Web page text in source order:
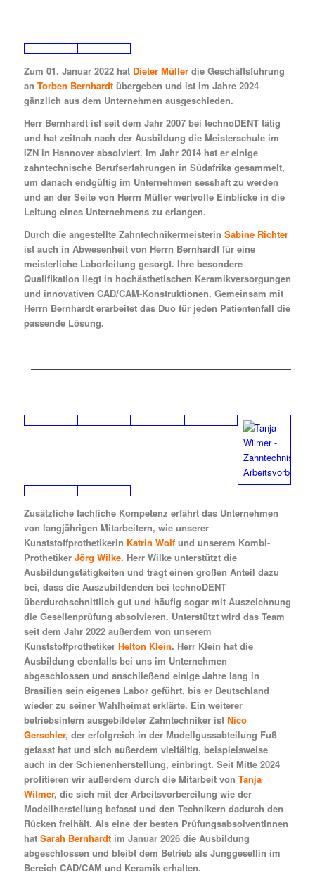
Zum 01. Januar 2022 hat Dieter Müllerdie Geschäftsführung
an Torben Bernhardtübergeben und ist im Jahre 2024
gänzlich aus dem Unternehmen ausgeschieden.
Herr Bernhardt ist seit dem Jahr 2007 bei technoDENT tätig
und hat zeitnah nach der Ausbildung die Meisterschule im
IZN in Hannover absolviert. Im Jahr 2014 hat er einige
zahntechnische Berufserfahrungen in Südafrika gesammelt,
um danach endgültig im Unternehmen sesshaft zu werden
und an der Seite von Herrn Müller wertvolle Einblicke in die
Leitung eines Unternehmens zu erlangen.
Durch die angestellte Zahntechnikermeisterin Sabine Richter
ist auch in Abwesenheit von Herrn Bernhardt für eine
meisterliche Laborleitung gesorgt. Ihre besondere
Qualifikation liegt in hochästhetischen Keramikversorgungen
und innovativen CAD/CAM-Konstruktionen. Gemeinsam mit
Herrn Bernhardt erarbeitet das Duo für jeden Patientenfall die
passende Lösung.
Zusätzliche fachliche Kompetenz erfährt das Unternehmen
von langjährigen Mitarbeitern, wie unserer
Kunststoffprothetikerin Katrin Wolfund unserem Kombi-
Prothetiker Jörg Wilke. Herr Wilke unterstützt die
Ausbildungstätigkeiten und trägt einen großen Anteil dazu
bei, dass die Auszubildenden bei technoDENT
überdurchschnittlich gut und häufig sogar mit Auszeichnung
die Gesellenprüfung absolvieren. Unterstützt wird das Team
seit dem Jahr 2022 außerdem von unserem
Kunststoffprothetiker Helton Klein. Herr Klein hat die
Ausbildung ebenfalls bei uns im Unternehmen
abgeschlossen und anschließend einige Jahre lang in
Brasilien sein eigenes Labor geführt, bis er Deutschland
wieder zu seiner Wahlheimat erklärte. Ein weiterer
betriebsintern ausgebildeter Zahntechniker ist Nico
Gerschler, der erfolgreich in der Modellgussabteilung Fuß
gefasst hat und sich außerdem vielfältig, beispielsweise
auch in der Schienenherstellung, einbringt. Seit Mitte 2024
profitieren wir außerdem durch die Mitarbeit von Tanja
Wilmer, die sich mit der Arbeitsvorbereitung wie der
Modellherstellung befasst und den Technikern dadurch den
Rücken freihält. Als eine der besten PrüfungsabsolventInnen
hat Sarah Bernhardtim Januar 2026 die Ausbildung
abgeschlossen und bleibt dem Betrieb als Junggesellin im
Bereich CAD/CAM und Keramik erhalten.